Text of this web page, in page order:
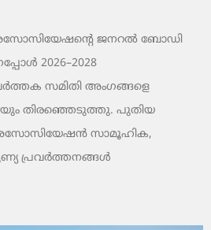
അസോസിയേഷന്റെ ജനറൽ ബോഡി
2026–2028
സമിതി അംഗങ്ങളെ
തിരഞ്ഞെടുത്തു. പുതിയ
അസോസിയേഷൻ സാമൂഹിക,
പ്രവർത്തനങ്ങൾ